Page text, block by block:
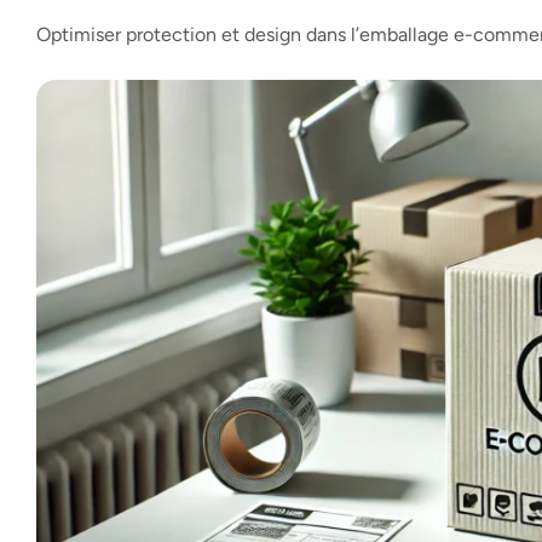
Optimiser protection et design dans l’emballage e-